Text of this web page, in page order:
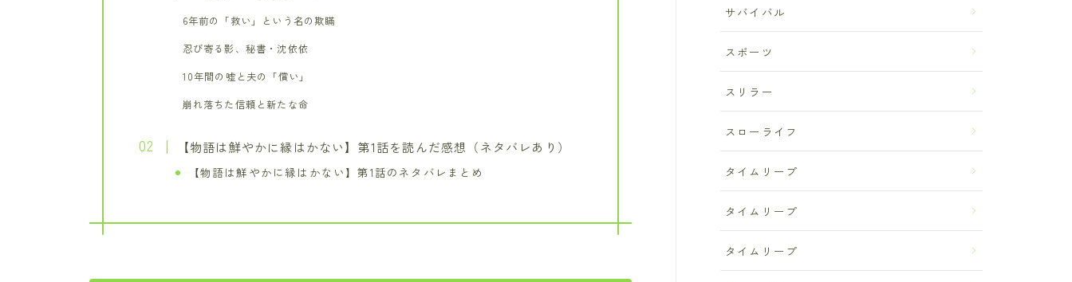
6年前の「救い」という名の欺瞞
忍び寄る影、秘書・沈依依
10年間の嘘と夫の「償い」
崩れ落ちた信頼と新たな命
【物語は鮮やかに縁はかない】第1話を読んだ感想（ネタバレあり）
【物語は鮮やかに縁はかない】第1話のネタバレまとめ
サバイバル
スポーツ
スリラー
スローライフ
タイムリープ
タイムリープ
タイムリープ